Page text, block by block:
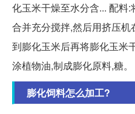
化玉米干燥至水分含... 配料
合并充分搅拌,然后用挤压
到膨化玉米后再将膨化玉米
涂植物油,制成膨化原料,糖。
膨化饲料怎么加工?